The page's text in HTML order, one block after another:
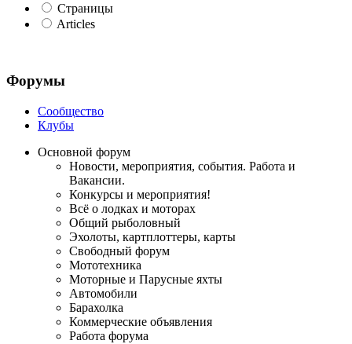
Страницы
Articles
Форумы
Сообщество
Клубы
Основной форум
Новости, мероприятия, события. Работа и
Вакансии.
Конкурсы и мероприятия!
Всё о лодках и моторах
Общий рыболовный
Эхолоты, картплоттеры, карты
Свободный форум
Мототехника
Моторные и Парусные яхты
Автомобили
Барахолка
Коммерческие объявления
Работа форума